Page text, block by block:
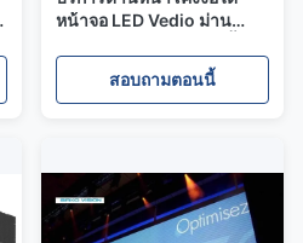
หน้าจอ LED Vedio ม่าน
แขวน
สอบถามตอนนี้